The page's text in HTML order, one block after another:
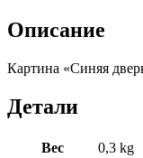
Описание
Картина «Синяя
Детали
Вес
0,3 kg